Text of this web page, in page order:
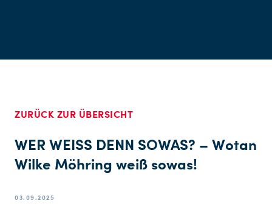
ZURÜCK ZUR ÜBERSICHT
WER WEISS DENN SOWAS? – Wotan
Wilke Möhring weiß sowas!
03.09.2025